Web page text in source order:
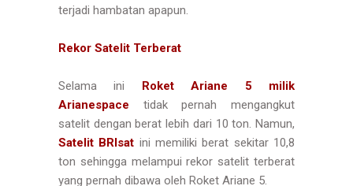
terjadi hambatan apapun.
Rekor Satelit Terberat
Selama ini Roket Ariane 5 milik
Arianespace tidak pernah mengangkut
satelit dengan berat lebih dari 10 ton. Namun,
Satelit BRIsat ini memiliki berat sekitar 10,8
ton sehingga melampui rekor satelit terberat
yang pernah dibawa oleh Roket Ariane 5.